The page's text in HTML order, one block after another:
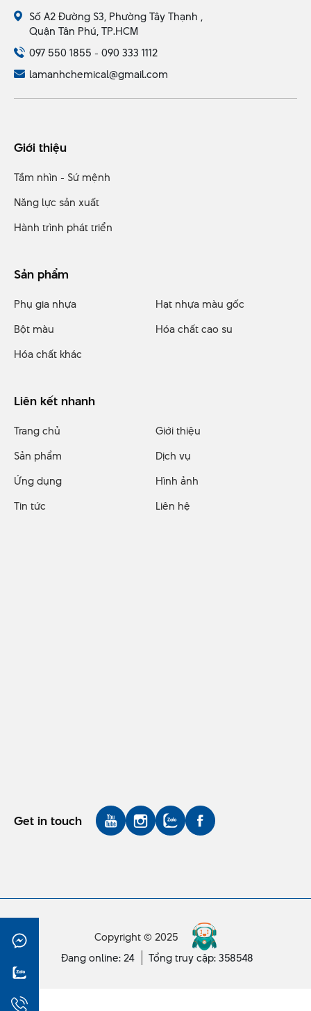
Số A2 Đường S3, Phường Tây Thạnh ,
Quận Tân Phú, TP.HCM
097 550 1855 - 090 333 1112
lamanhchemical@gmail.com
Giới thiệu
Tầm nhìn - Sứ mệnh
Năng lực sản xuất
Hành trình phát triển
Sản phẩm
Phụ gia nhựa
Hạt nhựa màu gốc
Bột màu
Hóa chất cao su
Hóa chất khác
Liên kết nhanh
Trang chủ
Giới thiệu
Sản phẩm
Dịch vụ
Ứng dụng
Hình ảnh
Tin tức
Liên hệ
Get in touch
Copyright © 2025
Đang online: 24
Tổng truy cập: 358548